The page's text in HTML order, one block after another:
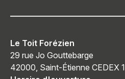
Le Toit Forézien
29 rue Jo Gouttebarge
42000, Saint-Étienne CEDEX 1